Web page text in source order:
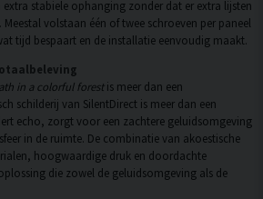
stabiele ophanging zonder dat er extra lijsten
volstaan één of twee schroeven per paneel
tijd bespaart en de installatie eenvoudig maakt.
in a colorful forestis meer dan een
schilderij van SilentDirect is meer dan een
echo, zorgt voor een zachtere geluidsomgeving
in de ruimte. De combinatie van akoestische
hoogwaardige druk en doordachte
die zowel de geluidsomgeving als de